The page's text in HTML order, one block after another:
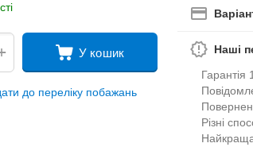
У кошик
до переліку побажань
Наші
Гарантія
Різні